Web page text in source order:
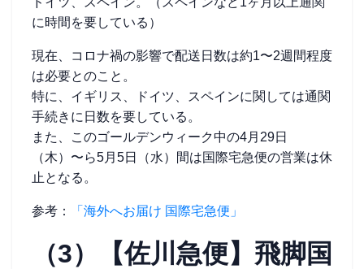
に時間を要している）
現在、コロナ禍の影響で配送日数は約1〜2週間程度
は必要とのこと。
特に、イギリス、ドイツ、スペインに関しては通関
手続きに日数を要している。
また、このゴールデンウィーク中の4月29日
（木）〜ら5月5日（水）間は国際宅急便の営業は休
止となる。
参考： 「海外へお届け 国際宅急便」
（3）【佐川急便】飛脚国